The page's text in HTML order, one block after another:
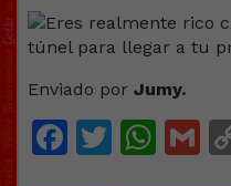
Enviado por Jumy.
Facebook
Twitter